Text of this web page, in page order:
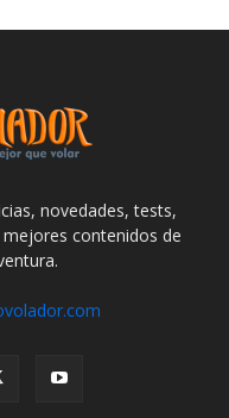
novedades, tests,
contenidos de